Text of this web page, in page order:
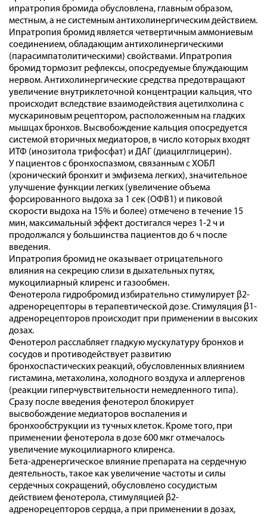
ипратропия бромида обусловлена, главным образом,
местным, а не системным антихолинергическим действием.
Ипратропия бромид является четвертичным аммониевым
соединением, обладающим антихолинергическими
(парасимпатолитическими) свойствами. Ипратропия
бромид тормозит рефлексы, опосредуемые блуждающим
нервом. Антихолинергические средства предотвращают
увеличение внутриклеточной концентрации кальция, что
происходит вследствие взаимодействия ацетилхолина с
мускариновым рецептором, расположенным на гладких
мышцах бронхов. Высвобождение кальция опосредуется
системой вторичных медиаторов, в число которых входят
ИТФ (инозитола трифосфат) и ДАГ (диацилглицерин).
У пациентов с бронхоспазмом, связанным с ХОБЛ
(хронический бронхит и эмфизема легких), значительное
улучшение функции легких (увеличение объема
форсированного выдоха за 1 сек (ОФВ1) и пиковой
скорости выдоха на 15% и более) отмечено в течение 15
мин, максимальный эффект достигался через 1-2 ч и
продолжался у большинства пациентов до 6 ч после
введения.
Ипратропия бромид не оказывает отрицательного
влияния на секрецию слизи в дыхательных путях,
мукоцилиарный клиренс и газообмен.
Фенотерола гидробромид избирательно стимулирует β2-
адренорецепторы в терапевтической дозе. Стимуляция β1-
адренорецепторов происходит при применении в высоких
дозах.
Фенотерол расслабляет гладкую мускулатуру бронхов и
сосудов и противодействует развитию
бронхоспастических реакций, обусловленных влиянием
гистамина, метахолина, холодного воздуха и аллергенов
(реакции гиперчувствительности немедленного типа).
Сразу после введения фенотерол блокирует
высвобождение медиаторов воспаления и
бронхообструкции из тучных клеток. Кроме того, при
применении фенотерола в дозе 600 мкг отмечалось
увеличение мукоцилиарного клиренса.
Бета-адренергическое влияние препарата на сердечную
деятельность, такое как увеличение частоты и силы
сердечных сокращений, обусловлено сосудистым
действием фенотерола, стимуляцией β2-
адренорецепторов сердца, а при применении в дозах,